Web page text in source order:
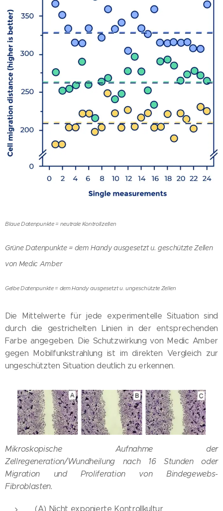
Blaue Datenpunkte = neutrale Kontrollzellen
Grüne Datenpunkte = dem Handy ausgesetzt u. geschützte Zellen
von Medic Amber
Gelbe Datenpunkte = dem Handy ausgesetzt u. ungeschützte Zellen
Die Mittelwerte für jede experimentelle Situation sind
durch die gestrichelten Linien in der entsprechenden
Farbe angegeben. Die Schutzwirkung von Medic Amber
gegen Mobilfunkstrahlung ist im direkten Vergleich zur
ungeschützten Situation deutlich zu erkennen.
Mikroskopische Aufnahme der
Zellregeneration/Wundheilung nach 16 Stunden oder
Migration und Proliferation von Bindegewebs-
Fibroblasten.
(A) Nicht exponierte Kontrollkultur